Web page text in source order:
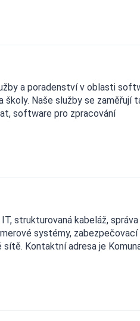
a poradenství v oblasti
školy. Naše služby se zaměřují
software pro zpracování
strukturovaná kabeláž,
systémy, zabezpečovací
Kontaktní adresa je